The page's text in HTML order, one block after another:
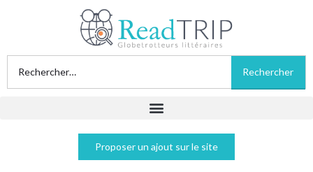
Proposer un ajout sur le site